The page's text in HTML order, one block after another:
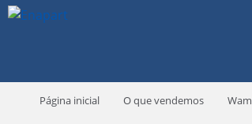
Página inicial O que vendemos Wam